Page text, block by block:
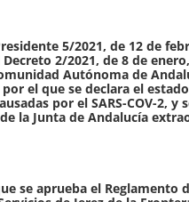
5/2021, de 12 de
2/2021, de 8 de
Autónoma de
el que se declara el
por el SARS-COV-2,
la Junta de Andalucía
se aprueba el Reglamento